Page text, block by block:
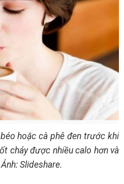
hoặc cà phê đen trước khi
cháy được nhiều calo hơn và
Slideshare.